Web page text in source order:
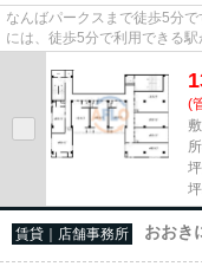
なんばパークスまで徒歩5分
には、徒歩5分で利用できる
(
賃貸｜店舗事務所 おおき